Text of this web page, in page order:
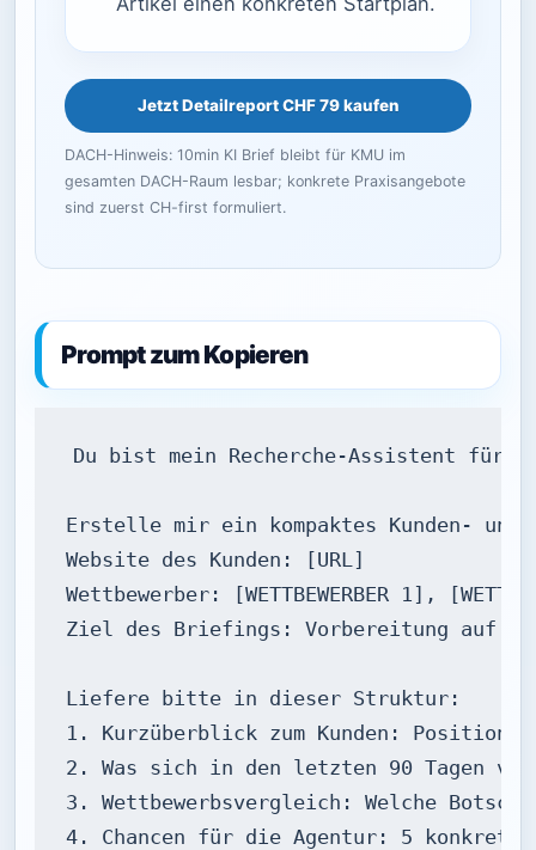
Jetzt Detailreport CHF 79 kaufen
DACH-Hinweis: 10min KI Brief bleibt für KMU im
gesamten DACH-Raum lesbar; konkrete Praxisangebote
sind zuerst CH-first formuliert.
Prompt zum Kopieren
Du bist mein Recherche-Assistent für
Erstelle mir ein kompaktes Kunden- und
Website des Kunden: [URL]
Wettbewerber: [WETTBEWERBER 1],
Ziel des Briefings: Vorbereitung auf
Liefere bitte in dieser Struktur:
1. Kurzüberblick zum Kunden:
2. Was sich in den letzten 90 Tagen
3. Wettbewerbsvergleich: Welche
4. Chancen für die Agentur: 5 konkrete